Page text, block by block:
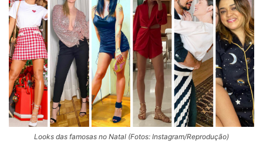
Looks das famosas no Natal (Fotos: Instagram/Reprodução)